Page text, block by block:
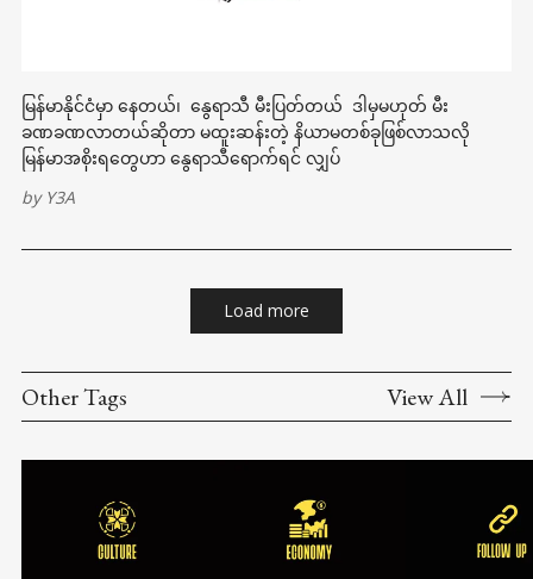
မြန်မာနိုင်ငံမှာ နေတယ်၊ နွေရာသီ မီးပြတ်တယ် ဒါမှမဟုတ် မီး
ခဏခဏလာတယ်ဆိုတာ မထူးဆန်းတဲ့ နိယာမတစ်ခုဖြစ်လာသလို
မြန်မာအစိုးရတွေဟာ နွေရာသီရောက်ရင် လျှပ်
by Y3A
Load more
Other Tags View All